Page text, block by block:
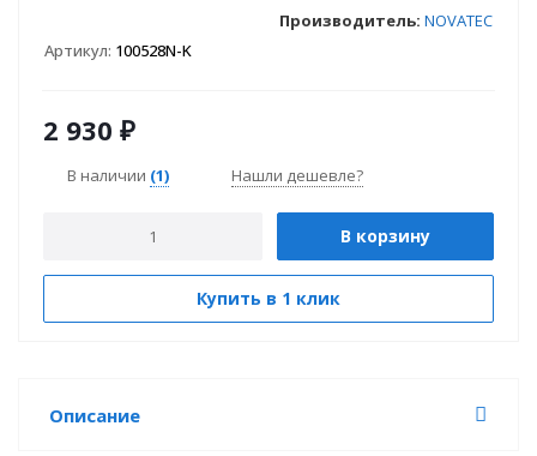
Артикул: 100528N-K
Производитель: NOVATEC
2 930 ₽
В наличии (1) Нашли дешевле?
В корзину
Купить в 1 клик
Описание